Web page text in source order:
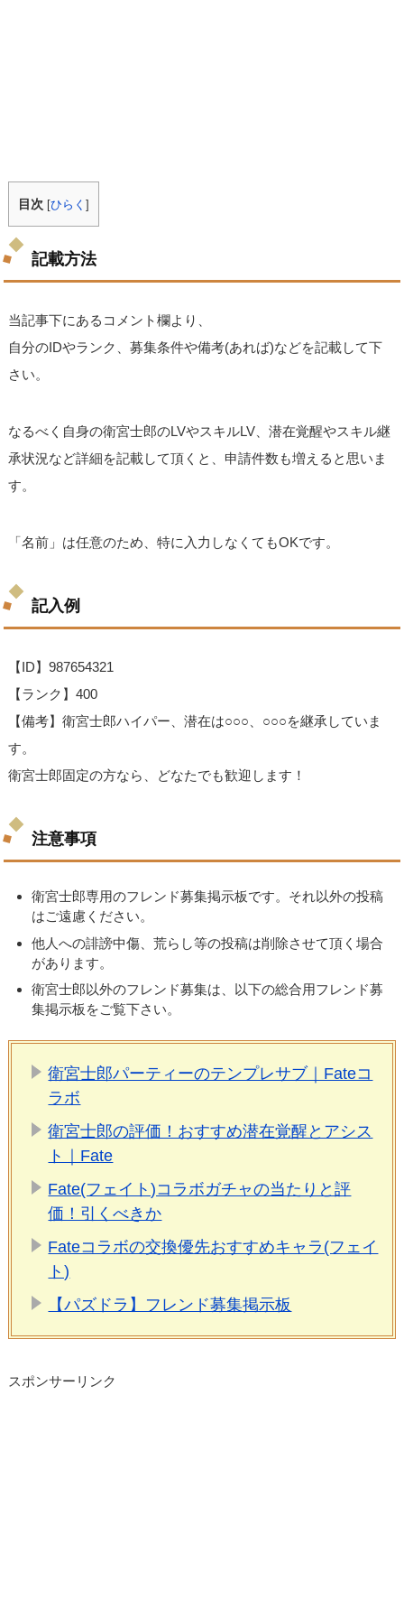
目次 [ひらく]
記載方法
当記事下にあるコメント欄より、
自分のIDやランク、募集条件や備考(あれば)などを記載して下
さい。
なるべく自身の衛宮士郎のLVやスキルLV、潜在覚醒やスキル継
承状況など詳細を記載して頂くと、申請件数も増えると思いま
す。
「名前」は任意のため、特に入力しなくてもOKです。
記入例
【ID】987654321
【ランク】400
【備考】衛宮士郎ハイパー、潜在は○○○、○○○を継承していま
す。
衛宮士郎固定の方なら、どなたでも歓迎します！
注意事項
衛宮士郎専用のフレンド募集掲示板です。それ以外の投稿
はご遠慮ください。
他人への誹謗中傷、荒らし等の投稿は削除させて頂く場合
があります。
衛宮士郎以外のフレンド募集は、以下の総合用フレンド募
集掲示板をご覧下さい。
衛宮士郎パーティーのテンプレサブ｜Fateコ
ラボ
衛宮士郎の評価！おすすめ潜在覚醒とアシス
ト｜Fate
Fate(フェイト)コラボガチャの当たりと評
価！引くべきか
Fateコラボの交換優先おすすめキャラ(フェイ
ト)
【パズドラ】フレンド募集掲示板
スポンサーリンク